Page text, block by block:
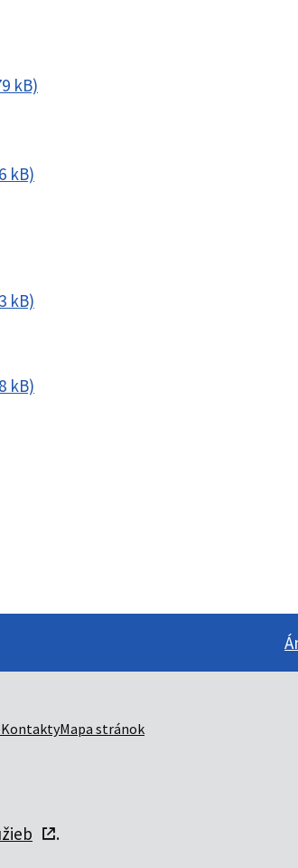
kB)
kB)
kB)
kB)
KontaktyMapa stránok
.